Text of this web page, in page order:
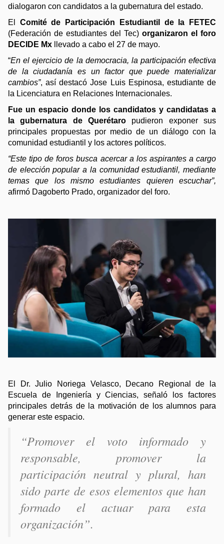
dialogaron con candidatos a la gubernatura del estado.
El Comité de Participación Estudiantil de la FETEC
(Federación de estudiantes del Tec) organizaron el foro
DECIDE Mx llevado a cabo el 27 de mayo.
“En el ejercicio de la democracia, la participación efectiva
de la ciudadanía es un factor que puede materializar
cambios”, así destacó Jose Luis Espinosa, estudiante de
la Licenciatura en Relaciones Internacionales.
Fue un espacio donde los candidatos y candidatas a
la gubernatura de Querétaro pudieron exponer sus
principales propuestas por medio de un diálogo con la
comunidad estudiantil y los actores políticos.
“Este tipo de foros busca acercar a los aspirantes a cargo
de elección popular a la comunidad estudiantil, mediante
afirmó Dagoberto Prado, organizador del foro.
El Dr. Julio Noriega Velasco, Decano Regional de la
Escuela de Ingeniería y Ciencias, señaló los factores
principales detrás de la motivación de los alumnos para
generar este espacio.
“Promover el voto informado y
responsable, promover la
participación neutral y plural, han
sido parte de esos elementos que han
formado el actuar para esta
organización”.